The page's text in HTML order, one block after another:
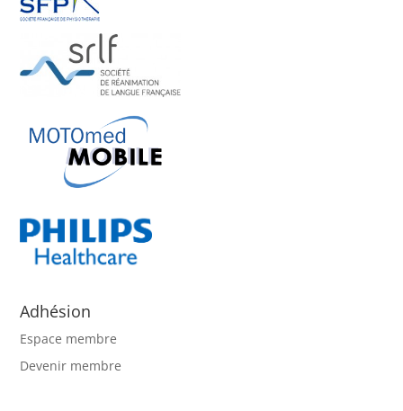
Adhésion
Espace membre
Devenir membre